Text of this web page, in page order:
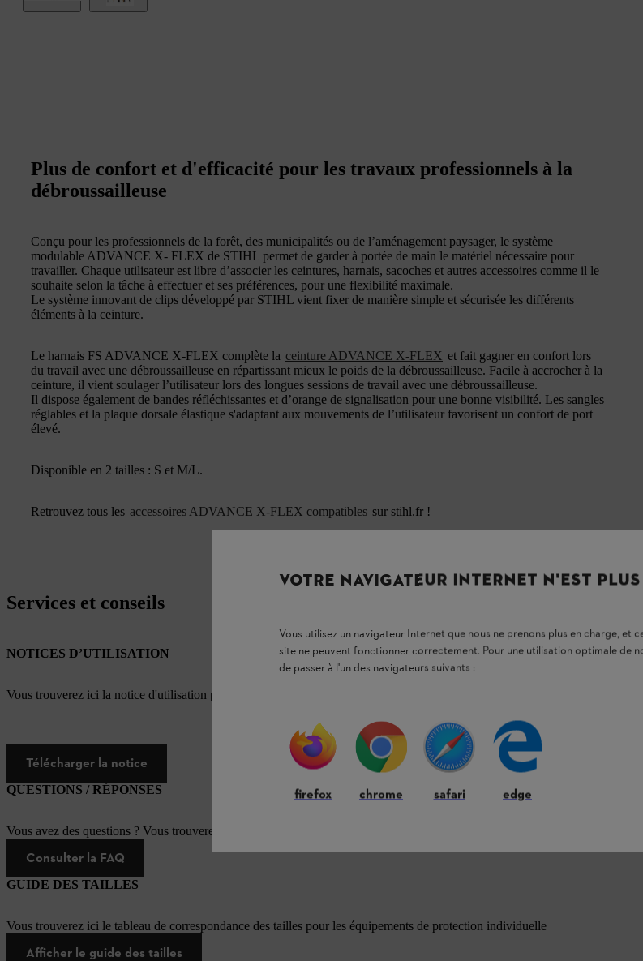
Plus de confort et d'efficacité pour les travaux professionnels à la
débroussailleuse
Conçu pour les professionnels de la forêt, des municipalités ou de l’aménagement paysager, le système
modulable ADVANCE X- FLEX de STIHL permet de garder à portée de main le matériel nécessaire pour
travailler. Chaque utilisateur est libre d’associer les ceintures, harnais, sacoches et autres accessoires comme il le
souhaite selon la tâche à effectuer et ses préférences, pour une flexibilité maximale.
Le système innovant de clips développé par STIHL vient fixer de manière simple et sécurisée les différents
éléments à la ceinture.
Le harnais FS ADVANCE X-FLEX complète la ceinture ADVANCE X-FLEX et fait gagner en confort lors
du travail avec une débroussailleuse en répartissant mieux le poids de la débroussailleuse. Facile à accrocher à la
ceinture, il vient soulager l’utilisateur lors des longues sessions de travail avec une débroussailleuse.
Il dispose également de bandes réfléchissantes et d’orange de signalisation pour une bonne visibilité. Les sangles
réglables et la plaque dorsale élastique s'adaptant aux mouvements de l’utilisateur favorisent un confort de port
élevé.
Disponible en 2 tailles : S et M/L.
Retrouvez tous les accessoires ADVANCE X-FLEX compatibles sur stihl.fr !
Services et conseils
NOTICES D’UTILISATION
Vous trouverez ici la notice d'utilisation pour ce produit STIHL
Télécharger la notice
QUESTIONS / RÉPONSES
Vous avez des questions ? Vous trouverez ici les réponses aux questions les plus fréquemment posées
Consulter la FAQ
GUIDE DES TAILLES
Vous trouverez ici le tableau de correspondance des tailles pour les équipements de protection individuelle
Afficher le guide des tailles
VOTRE NAVIGATEUR INTERNET N'EST
Vous utilisez un navigateur Internet que nous ne prenons plus en charge, et
site ne peuvent fonctionner correctement. Pour une utilisation optimale de
de passer à l'un des navigateurs suivants :
firefox chrome safari edge